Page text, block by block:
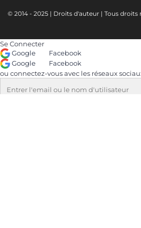
© 2014 - 2025 | Droits d'auteur | Tous
Se Connecter
Google
Facebook
Google
Facebook
ou connectez-vous avec les réseaux